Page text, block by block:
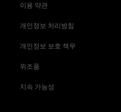
이용 약관
개인정보 처리방침
개인정보 보호 책무
위조품
지속 가능성